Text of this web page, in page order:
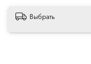
Выбрать